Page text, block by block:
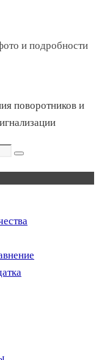
и подробности
поворотников и
Поиск